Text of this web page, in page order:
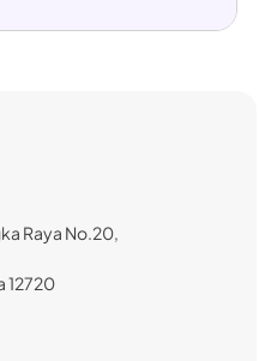
Raya No.20,
12720